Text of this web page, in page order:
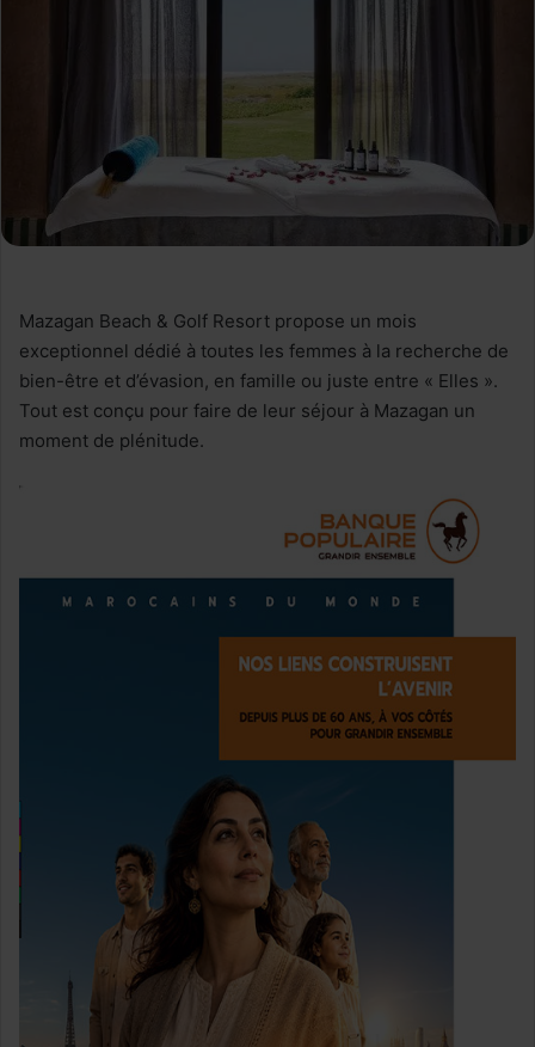
Mazagan Beach & Golf Resort propose un mois
exceptionnel dédié à toutes les femmes à la recherche de
bien-être et d’évasion, en famille ou juste entre « Elles ».
Tout est conçu pour faire de leur séjour à Mazagan un
moment de plénitude.